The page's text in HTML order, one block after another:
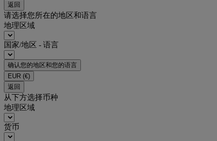
返回
请选择您所在的地区和语言
地理区域
国家/地区 - 语言
确认您的地区和您的语言
EUR (€)
返回
从下方选择币种
地理区域
货币